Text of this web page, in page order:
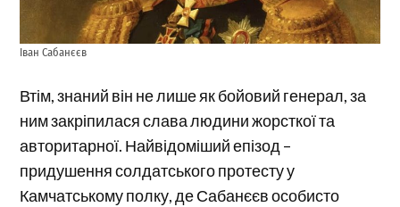
Іван Сабанєєв
Втім, знаний він не лише як бойовий генерал, за
ним закріпилася слава людини жорсткої та
авторитарної. Найвідоміший епізод –
придушення солдатського протесту у
Камчатському полку, де Сабанєєв особисто